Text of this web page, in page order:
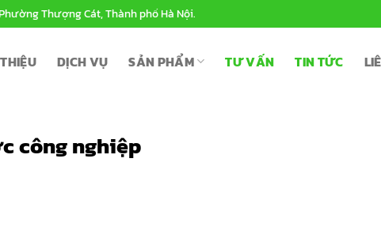
Thượng Cát, Thành phố Hà Nội.
DỊCH VỤ SẢN PHẨM TƯ VẤN TIN TỨC
công nghiệp